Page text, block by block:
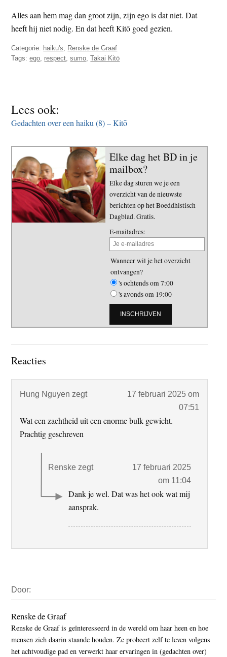
Alles aan hem mag dan groot zijn, zijn ego is dat niet. Dat
heeft hij niet nodig. En dat heeft Kitō goed gezien.
Categorie: haiku's
Renske de Graaf
Tags:ego respect ,sumo ,Takai Kitō
Lees ook:
Gedachten over een haiku (8) – Kitō
Elke dag het BD in je
mailbox?
Elke dag sturen we je een
overzicht van de nieuwste
berichten op het Boeddhistisch
Dagblad. Gratis.
E-mailadres:
Wanneer wil je het overzicht
ontvangen?
's ochtends om 7:00
's avonds om 19:00
Lees
Reacties
Hung Nguyen zegt
17 februari 2025 om
07:51
Wat een zachtheid uit een enorme bulk gewicht.
Prachtig geschreven
Renske zegt
17 februari 2025
om 11:04
Dank je wel. Dat was het ook wat mij
aansprak.
Sidebar
Door:
Renske de Graaf
Renske de Graaf is geïnteresseerd in de wereld om haar heen en hoe
mensen zich daarin staande houden. Ze probeert zelf te leven volgens
het achtvoudige pad en verwerkt haar ervaringen in (gedachten over)